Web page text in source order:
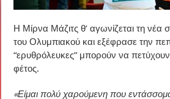
Η Μίρνα Μάζιτς θ’ αγωνίζεται τη νέα
του Ολυμπιακού και εξέφρασε την
“ερυθρόλευκες” μπορούν να
φέτος.
«Είμαι πολύ χαρούμενη που